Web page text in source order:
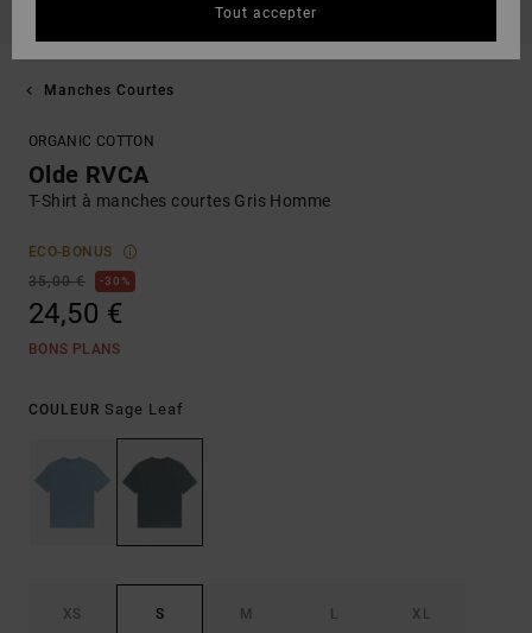
Manches Courtes
ORGANIC COTTON
Olde RVCA
T-Shirt à manches courtes Gris Homme
ECO-BONUS
35,00 €
30%
24,50 €
BONS PLANS
COULEUR Sage Leaf
XS S M L XL
Tout accepter